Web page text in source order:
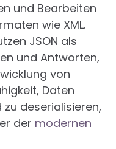
und Bearbeiten
wie XML.
JSON als
und Antworten,
von
Daten
deserialisieren,
der modernen